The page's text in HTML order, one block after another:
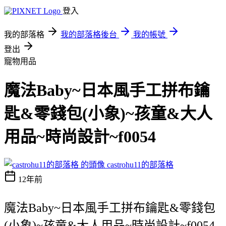
登入
我的部落格 我的部落格後台
我的帳號
登出
寵物用品
魔法Baby~日本風手工拼布鑰
匙&零錢包(小象)~孩童&大人
用品~時尚設計~f0054
castrohu11的部落格
12年前
魔法Baby~日本風手工拼布鑰匙&零錢包